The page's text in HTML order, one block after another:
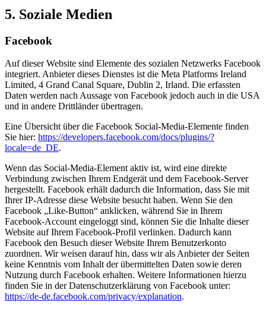
5. Soziale Medien
Facebook
Auf dieser Website sind Elemente des sozialen Netzwerks Facebook
integriert. Anbieter dieses Dienstes ist die Meta Platforms Ireland
Limited, 4 Grand Canal Square, Dublin 2, Irland. Die erfassten
Daten werden nach Aussage von Facebook jedoch auch in die USA
und in andere Drittländer übertragen.
Eine Übersicht über die Facebook Social-Media-Elemente finden
Sie hier: https://developers.facebook.com/docs/plugins/?
locale=de_DE.
Wenn das Social-Media-Element aktiv ist, wird eine direkte
Verbindung zwischen Ihrem Endgerät und dem Facebook-Server
hergestellt. Facebook erhält dadurch die Information, dass Sie mit
Ihrer IP-Adresse diese Website besucht haben. Wenn Sie den
Facebook „Like-Button“ anklicken, während Sie in Ihrem
Facebook-Account eingeloggt sind, können Sie die Inhalte dieser
Website auf Ihrem Facebook-Profil verlinken. Dadurch kann
Facebook den Besuch dieser Website Ihrem Benutzerkonto
zuordnen. Wir weisen darauf hin, dass wir als Anbieter der Seiten
keine Kenntnis vom Inhalt der übermittelten Daten sowie deren
Nutzung durch Facebook erhalten. Weitere Informationen hierzu
finden Sie in der Datenschutzerklärung von Facebook unter:
https://de-de.facebook.com/privacy/explanation.